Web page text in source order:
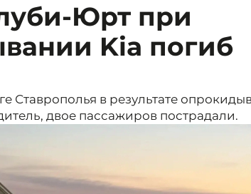
Юрт при
Kia погиб
Ставрополья в результате
двое пассажиров пострадали.